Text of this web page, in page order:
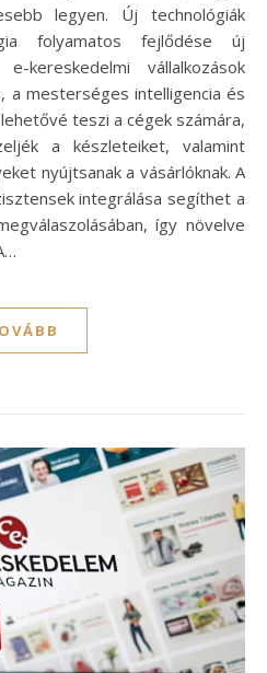
legyen. Új technológiák
folyamatos fejlődése új
kereskedelmi vállalkozások
a mesterséges intelligencia és
teszi a cégek számára,
a készleteiket, valamint
nyújtsanak a vásárlóknak. A
integrálása segíthet a
így növelve